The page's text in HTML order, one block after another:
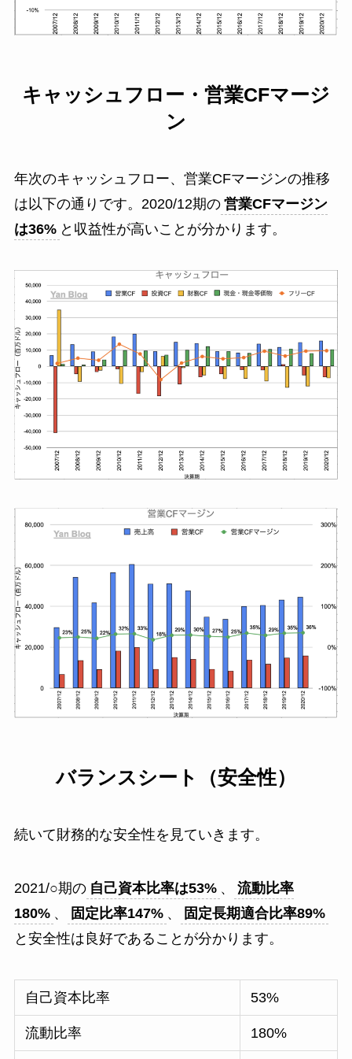
キャッシュフロー・営業CFマージ
ン
年次のキャッシュフロー、営業CFマージンの推移
は以下の通りです。2020/12期の 営業CFマージン
は36% と収益性が高いことが分かります。
バランスシート（安全性）
続いて財務的な安全性を見ていきます。
2021/○期の 自己資本比率は53% 、
流動比率
180% 、 固定比率147% 、
固定長期適合比率89%
と安全性は良好であることが分かります。
自己資本比率 53%
流動比率 180%